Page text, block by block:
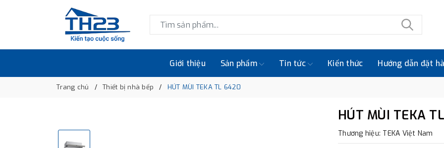
Giới thiệu Sản phẩm Tin tức Kiến thức Hướng dẫn đặt
Trang chủ Thiết bị nhà bếp HÚT MÙI TEKA TL 6420
HÚT MÙI TEKA
Thương hiệu: TEKA Việt Nam